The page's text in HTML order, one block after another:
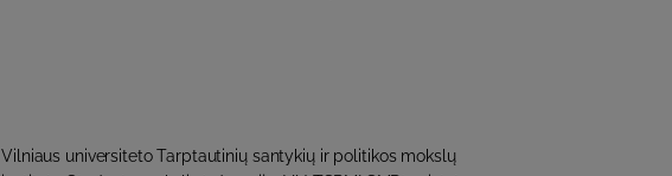
Vilniaus universiteto Tarptautinių santykių ir politikos mokslų